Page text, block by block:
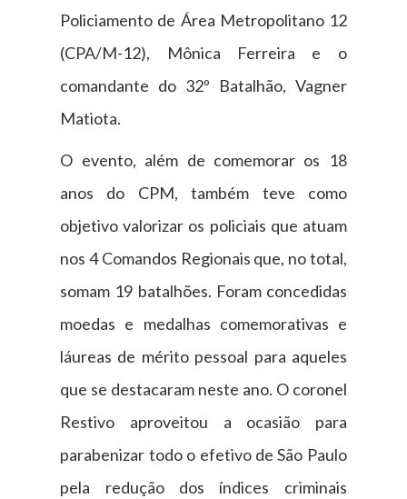
Policiamento de Área Metropolitano 12
(CPA/M-12), Mônica Ferreira e o
comandante do 32º Batalhão, Vagner
Matiota.
O evento, além de comemorar os 18
anos do CPM, também teve como
objetivo valorizar os policiais que atuam
nos 4 Comandos Regionais que, no total,
somam 19 batalhões. Foram concedidas
moedas e medalhas comemorativas e
láureas de mérito pessoal para aqueles
que se destacaram neste ano. O coronel
Restivo aproveitou a ocasião para
parabenizar todo o efetivo de São Paulo
pela redução dos índices criminais